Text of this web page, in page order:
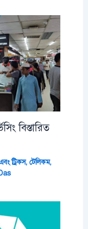
বিস্তারিত
ট্রিকস, টেলিকম,